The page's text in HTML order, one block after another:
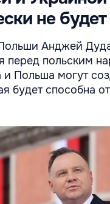
не будет
Анджей
перед польским
и Польша могут
будет способна